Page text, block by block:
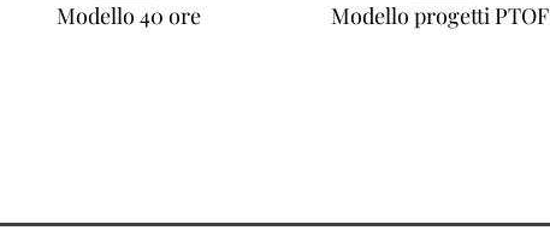
Modello 40 ore Modello progetti PTOF